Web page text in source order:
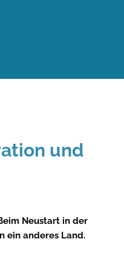
und
Neustart in der
ein anderes Land.